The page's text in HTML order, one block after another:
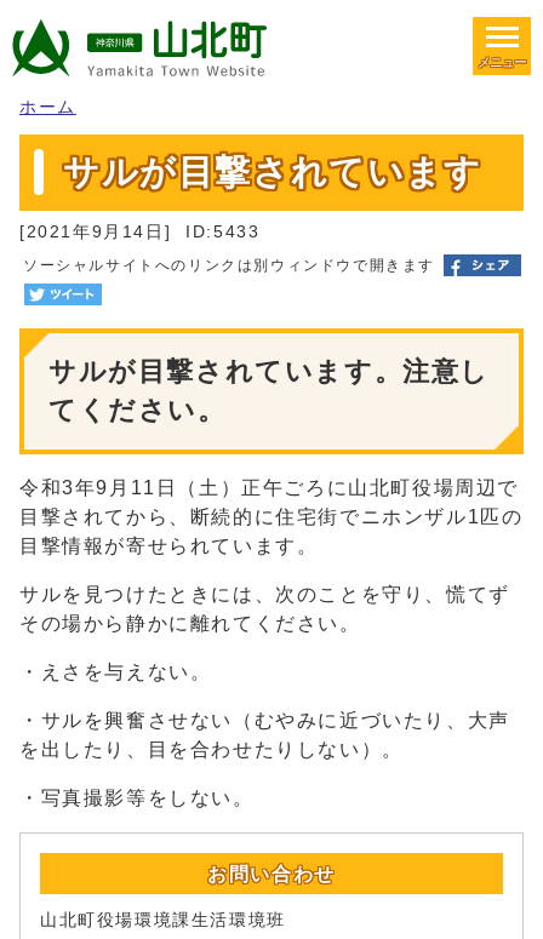
メニュー
ホーム
サルが目撃されています
[2021年9月14日] ID:5433
ソーシャルサイトへのリンクは別ウィンドウで開きます
サルが目撃されています。注意し
てください。
令和3年9月11日（土）正午ごろに山北町役場周辺で
目撃されてから、断続的に住宅街でニホンザル1匹の
目撃情報が寄せられています。
サルを見つけたときには、次のことを守り、慌てず
その場から静かに離れてください。
・えさを与えない。
・サルを興奮させない（むやみに近づいたり、大声
を出したり、目を合わせたりしない）。
・写真撮影等をしない。
お問い合わせ
山北町役場環境課生活環境班